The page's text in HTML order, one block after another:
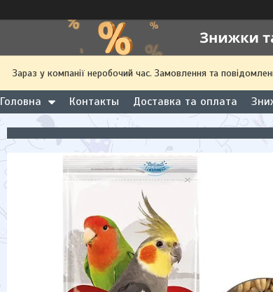
Зараз у компанії неробочий час. Замовлення та
Головна Контакты Доставка та оплата